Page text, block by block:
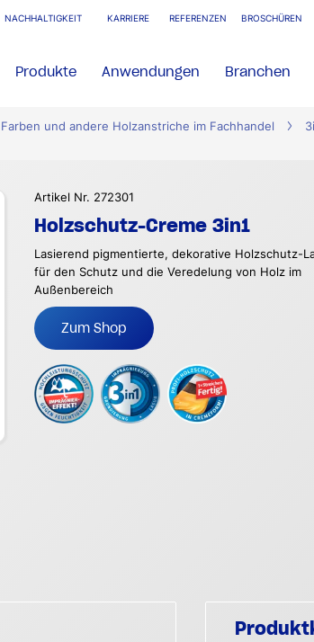
NACHHALTIGKEIT KARRIERE REFERENZEN BROSCHÜREN
Produkte Anwendungen Branchen
und andere Holzanstriche im Fachhandel
Artikel Nr. 272301
Holzschutz-Creme 3in1
Lasierend pigmentierte, dekorative Holzschutz-
für den Schutz und die Veredelung von Holz im
Außenbereich
Zum Shop